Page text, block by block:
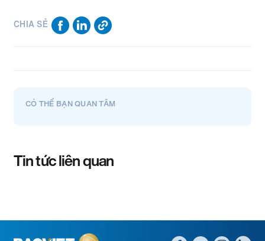
CHIA SẺ
CÓ THỂ BẠN QUAN TÂM
Tin tức liên quan